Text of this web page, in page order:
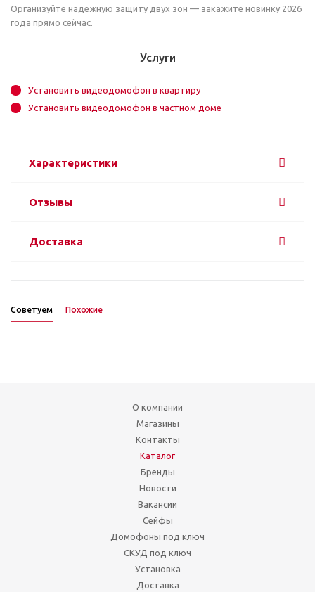
Организуйте надежную защиту двух зон — закажите новинку 2026
года прямо сейчас.
Услуги
Установить видеодомофон в квартиру
Установить видеодомофон в частном доме
Характеристики
Отзывы
Доставка
Советуем Похожие
О компании
Магазины
Контакты
Каталог
Бренды
Новости
Вакансии
Сейфы
Домофоны под ключ
СКУД под ключ
Установка
Доставка